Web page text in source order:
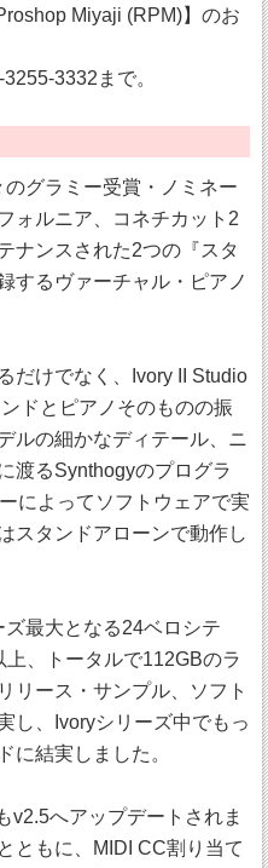
Miyaji (RPM)】のお
3332まで。
のグラミー受賞・ノミネー
ォルニア、コネチカット2
ナンスされた2つの『スタ
するヴァーチャル・ピアノ
だけでなく、Ivory II Studio
ドとピアノそのものの振
ルの細かなディテール、ニ
渡るSynthogyのプログラ
によってソフトウェアで実
スタンドアローンで動作し
ズ最大となる24ベロシテ
、トータルで112GBのラ
リース・サンプル、ソフト
し、Ivoryシリーズ中でもっ
に結実しました。
v2.5へアップデートされま
ともに、MIDI CC割り当て